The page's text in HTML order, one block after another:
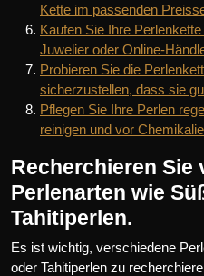
Kette im passenden
Kaufen Sie Ihre
Juwelier oder Online-
Probieren Sie die
sicherzustellen, dass sie
Pflegen Sie Ihre Perlen
reinigen und vor
Recherchieren Sie
Perlenarten wie
Tahitiperlen.
Es ist wichtig, verschiedene
oder Tahitiperlen zu